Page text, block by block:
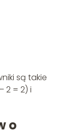
są takie
2 = 2) i
o